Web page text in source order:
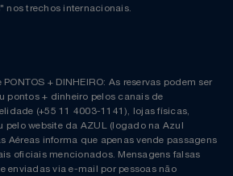
nos trechos internacionais.
PONTOS + DINHEIRO: As reservas podem ser
pontos + dinheiro pelos canais de
(+55 11 4003-1141), lojas físicas,
pelo website da AZUL (logado na Azul
Aéreas informa que apenas vende passagens
oficiais mencionados. Mensagens falsas
enviadas via e-mail por pessoas não